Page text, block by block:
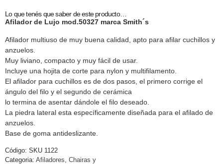
Lo que tenés que saber de este producto…
Afilador de Lujo mod.50327 marca Smith´s
Afilador multiuso de muy buena calidad, apto para afilar cuchillos y
anzuelos.
Muy liviano, compacto y muy fácil de usar.
Incluye una hojita de corte para nylon y multifilamento.
El afilador para cuchillos es de dos pasos, el primero corrige el
ángulo del filo y el segundo de cerámica
lo termina de asentar dándole el filo deseado.
La piedra lateral esta específicamente diseñada para el afilado de
anzuelos.
Base de goma antideslizante.
Código: SKU 1122
Categoria: Afiladores, Chairas y